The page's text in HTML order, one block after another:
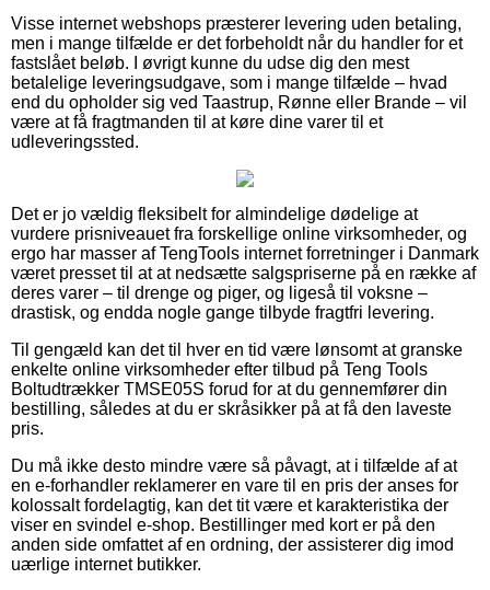
Visse internet webshops præsterer levering uden betaling,
men i mange tilfælde er det forbeholdt når du handler for et
fastslået beløb. I øvrigt kunne du udse dig den mest
betalelige leveringsudgave, som i mange tilfælde – hvad
end du opholder sig ved Taastrup, Rønne eller Brande – vil
være at få fragtmanden til at køre dine varer til et
udleveringssted.
Det er jo vældig fleksibelt for almindelige dødelige at
vurdere prisniveauet fra forskellige online virksomheder, og
ergo har masser af TengTools internet forretninger i Danmark
været presset til at at nedsætte salgspriserne på en række af
deres varer – til drenge og piger, og ligeså til voksne –
drastisk, og endda nogle gange tilbyde fragtfri levering.
Til gengæld kan det til hver en tid være lønsomt at granske
enkelte online virksomheder efter tilbud på Teng Tools
Boltudtrækker TMSE05S forud for at du gennemfører din
bestilling, således at du er skråsikker på at få den laveste
pris.
Du må ikke desto mindre være så påvagt, at i tilfælde af at
en e-forhandler reklamerer en vare til en pris der anses for
kolossalt fordelagtig, kan det tit være et karakteristika der
viser en svindel e-shop. Bestillinger med kort er på den
anden side omfattet af en ordning, der assisterer dig imod
uærlige internet butikker.